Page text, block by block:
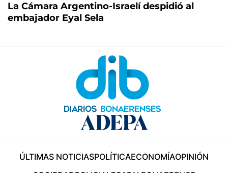
La Cámara Argentino-Israelí despidió al
embajador Eyal Sela
ÚLTIMAS NOTICIASPOLÍTICAECONOMÍAOPINIÓN